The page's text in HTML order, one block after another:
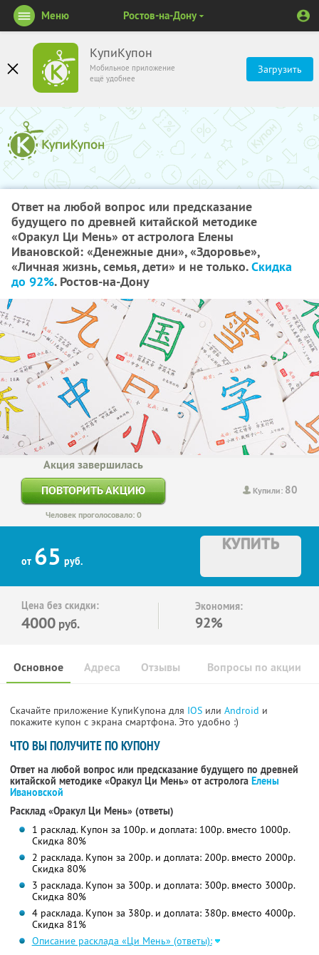
КупиКупон
Мобильное приложение
ещё удобнее
Загрузить
Меню Ростов-на-Дону
Ответ на любой вопрос или предсказание
будущего по древней китайской методике
«Оракул Ци Мень» от астролога Елены
Ивановской: «Денежные дни», «Здоровье»,
«Личная жизнь, семья, дети» и не только.Скидка
до 92%. Ростов-на-Дону
Купили: 80
Акция завершилась
ПОВТОРИТЬ АКЦИЮ
Человек проголосовало: 0
от 65 руб.
КУПИТЬ
Цена без скидки:
4000 руб.
Экономия:
92%
Основное Отзывы Вопросы по акции
Адреса
Скачайте приложение КупиКупона для IOS или Android и
покажите купон с экрана смартфона. Это удобно :)
ЧТО ВЫ ПОЛУЧИТЕ ПО КУПОНУ
Ответ на любой вопрос или предсказание будущего по древней
китайской методике «Оракул Ци Мень» от астролога Елены
Ивановской
Расклад «Оракул Ци Мень» (ответы)
1 расклад. Купон за 100р. и доплата: 100р. вместо 1000р.
Скидка 80%
2 расклада. Купон за 200р. и доплата: 200р. вместо 2000р.
Скидка 80%
3 расклада. Купон за 300р. и доплата: 300р. вместо 3000р.
Скидка 80%
4 расклада. Купон за 380р. и доплата: 380р. вместо 4000р.
Скидка 81%
Описание расклада «Ци Мень» (ответы):